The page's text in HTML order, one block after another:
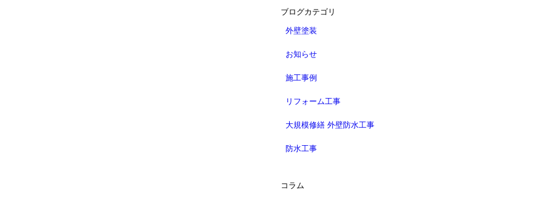
ブログカテゴリ
外壁塗装
お知らせ
施工事例
リフォーム工事
大規模修繕 外壁防水工事
防水工事
コラム